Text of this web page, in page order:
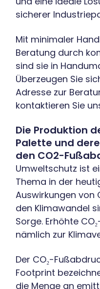
sicherer
Mit minimaler
Beratung durch
sind sie in
Überzeugen Sie
Adresse zur
kontaktieren Sie
Die Produktion
Palette und
den CO2-
Umweltschutz ist
Thema in der
Auswirkungen von
den Klimawandel
Sorge. Erhöhte
nämlich zur
Der CO₂-
Footprint
die Menge an